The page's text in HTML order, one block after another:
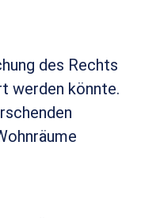
des Rechts
werden könnte.